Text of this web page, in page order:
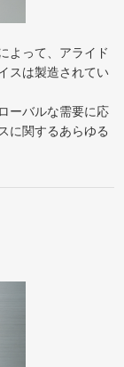
よって、アライド
スは製造されてい
ーバルな需要に応
に関するあらゆる